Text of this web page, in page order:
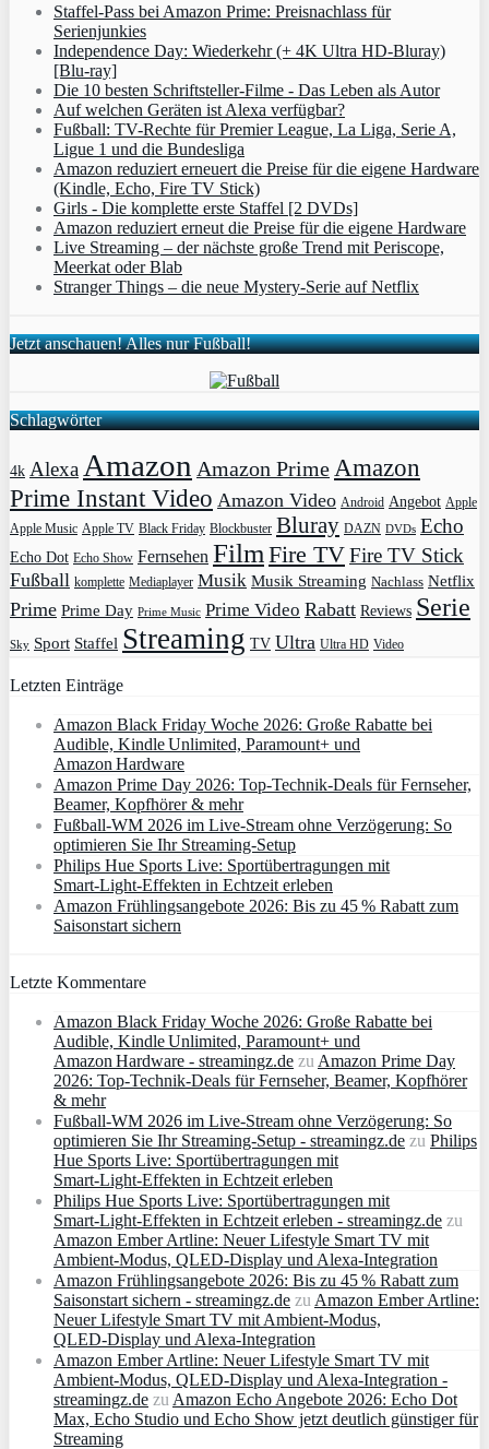
Staffel-Pass bei Amazon Prime: Preisnachlass für
Serienjunkies
Independence Day: Wiederkehr (+ 4K Ultra HD-Bluray)
[Blu-ray]
Die 10 besten Schriftsteller-Filme - Das Leben als Autor
Auf welchen Geräten ist Alexa verfügbar?
Fußball: TV-Rechte für Premier League, La Liga, Serie A,
Ligue 1 und die Bundesliga
Amazon reduziert erneuert die Preise für die eigene Hardware
(Kindle, Echo, Fire TV Stick)
Girls - Die komplette erste Staffel [2 DVDs]
Amazon reduziert erneut die Preise für die eigene Hardware
Live Streaming – der nächste große Trend mit Periscope,
Meerkat oder Blab
Stranger Things – die neue Mystery-Serie auf Netflix
Jetzt anschauen! Alles nur Fußball!
Schlagwörter
4k Alexa Amazon Amazon Prime Amazon
Prime Instant Video Amazon Video Android Angebot Apple
Apple Music Apple TV Black Friday Blockbuster Bluray DAZN DVDs Echo
Echo Dot Echo Show Fernsehen Film Fire TVFire TV Stick
Fußball komplette Mediaplayer Musik Musik Streaming Nachlass Netflix
Prime Prime Day Prime Music Prime Video Rabatt Reviews Serie
Sky Sport Staffel Streaming TV Ultra Ultra HD Video
Letzten Einträge
Amazon Black Friday Woche 2026: Große Rabatte bei
Audible, Kindle Unlimited, Paramount+ und
Amazon Hardware
Amazon Prime Day 2026: Top-Technik-Deals für Fernseher,
Beamer, Kopfhörer & mehr
Fußball-WM 2026 im Live-Stream ohne Verzögerung: So
optimieren Sie Ihr Streaming-Setup
Philips Hue Sports Live: Sportübertragungen mit
Smart‑Light‑Effekten in Echtzeit erleben
Amazon Frühlingsangebote 2026: Bis zu 45 % Rabatt zum
Saisonstart sichern
Letzte Kommentare
Amazon Black Friday Woche 2026: Große Rabatte bei
Audible, Kindle Unlimited, Paramount+ und
Amazon Hardware - streamingz.de zu Amazon Prime Day
2026: Top-Technik-Deals für Fernseher, Beamer, Kopfhörer
& mehr
Fußball-WM 2026 im Live-Stream ohne Verzögerung: So
optimieren Sie Ihr Streaming-Setup - streamingz.de zu Philips
Hue Sports Live: Sportübertragungen mit
Smart‑Light‑Effekten in Echtzeit erleben
Philips Hue Sports Live: Sportübertragungen mit
Smart‑Light‑Effekten in Echtzeit erleben - streamingz.de zu
Amazon Ember Artline: Neuer Lifestyle Smart TV mit
Ambient‑Modus, QLED‑Display und Alexa‑Integration
Amazon Frühlingsangebote 2026: Bis zu 45 % Rabatt zum
Saisonstart sichern - streamingz.de zu Amazon Ember Artline:
Neuer Lifestyle Smart TV mit Ambient‑Modus,
QLED‑Display und Alexa‑Integration
Amazon Ember Artline: Neuer Lifestyle Smart TV mit
Ambient‑Modus, QLED‑Display und Alexa‑Integration -
streamingz.de zu Amazon Echo Angebote 2026: Echo Dot
Max, Echo Studio und Echo Show jetzt deutlich günstiger für
Streaming